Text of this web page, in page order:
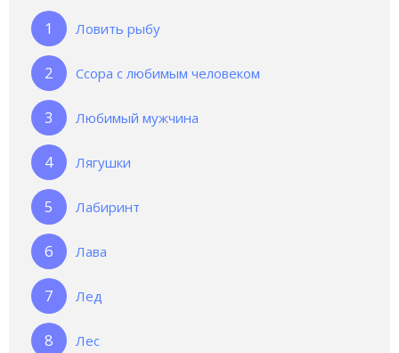
Ловить рыбу
Ссора с любимым человеком
Любимый мужчина
Лягушки
Лабиринт
Лава
Лед
Лес